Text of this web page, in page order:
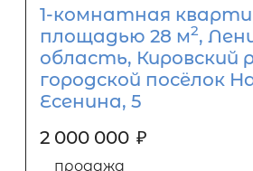
1-комнатная
площадью 28 м2,
область, Кировский
городской посёлок
Есенина, 5
2 000 000 ₽
продажа